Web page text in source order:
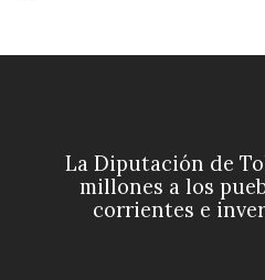
La Diputación de
millones a los
corrientes e